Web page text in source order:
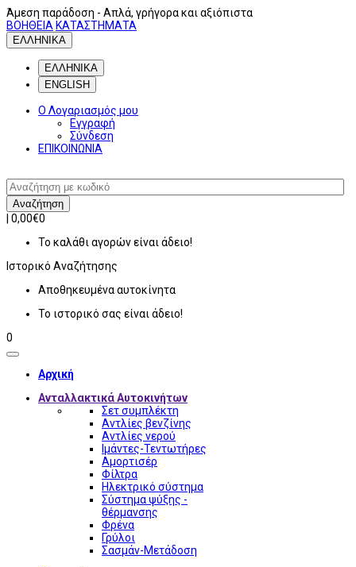
Άμεση παράδοση - Απλά, γρήγορα και αξιόπιστα
ΒΟΗΘΕΙΑ ΚΑΤΑΣΤΗΜΑΤΑ
ΕΛΛΗΝΙΚΑ
ΕΛΛΗΝΙΚΑ
ENGLISH
Ο Λογαριασμός μου
Εγγραφή
Σύνδεση
ΕΠΙΚΟΙΝΩΝΙΑ
Αναζήτηση
0,00€0
Το καλάθι αγορών είναι άδειο!
Ιστορικό Αναζήτησης
Αποθηκευμένα αυτοκίνητα
Το ιστορικό σας είναι άδειο!
0
Αρχική
Ανταλλακτικά Αυτοκινήτων
Σετ συμπλέκτη
Αντλίες βενζίνης
Αντλίες νερού
Ιμάντες-Τεντωτήρες
Αμορτισέρ
Φίλτρα
Ηλεκτρικό σύστημα
Σύστημα ψύξης -
θέρμανσης
Φρένα
Γρύλοι
Σασμάν-Μετάδοση